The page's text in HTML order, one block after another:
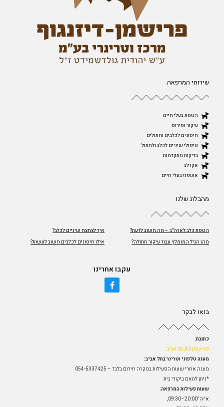
שירותי המרפאה
הטסת בעלי חיים
עיקור וסירוס
חיסונים לכלבים וחתולים
טיפולי שיניים לכלב ולחתול
בדיקות מתקדמות
אקו לב
אשפוז בעלי חיים
מהבלוג שלנו
הטסת כלב לארה"ב – מה חשוב לדעת?
איך לצחצח שיניים לכלב?
מהו הגיל המומלץ עבור עיקור חתולה?
אילו חיסונים לכלבים חשוב לעשות?
עקבו אחרינו
בואו לבקר
כתובת:
פרישמן 43, תל אביב
מענה טלפוני וטרינר בתל אביב:
מענה אחרי שעות הפעילות במקרה חירום בלבד – 054-5337425
*ניתן לתאם ביקורי בית
שעות פעילות המרפאה:
א'-ה' 20:00–09:30,